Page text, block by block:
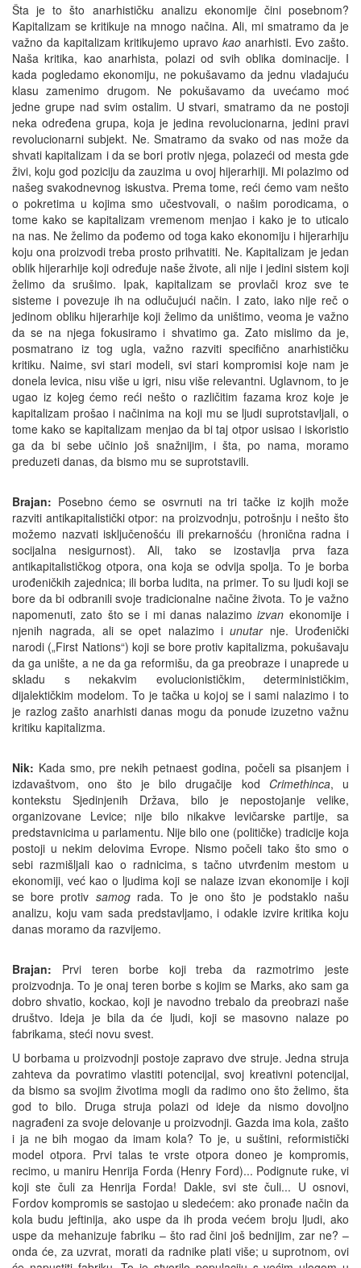
Šta je to što anarhističku analizu ekonomije čini posebnom?
Kapitalizam se kritikuje na mnogo načina. Ali, mi smatramo da je
važno da kapitalizam kritikujemo upravo kaoanarhisti. Evo zašto.
Naša kritika, kao anarhista, polazi od svih oblika dominacije. I
kada pogledamo ekonomiju, ne pokušavamo da jednu vladajuću
klasu zamenimo drugom. Ne pokušavamo da uvećamo moć
jedne grupe nad svim ostalim. U stvari, smatramo da ne postoji
neka određena grupa, koja je jedina revolucionarna, jedini pravi
revolucionarni subjekt. Ne. Smatramo da svako od nas može da
shvati kapitalizam i da se bori protiv njega, polazeći od mesta gde
živi, koju god poziciju da zauzima u ovoj hijerarhiji. Mi polazimo od
našeg svakodnevnog iskustva. Prema tome, reći ćemo vam nešto
o pokretima u kojima smo učestvovali, o našim porodicama, o
tome kako se kapitalizam vremenom menjao i kako je to uticalo
na nas. Ne želimo da pođemo od toga kako ekonomiju i hijerarhiju
koju ona proizvodi treba prosto prihvatiti. Ne. Kapitalizam je jedan
oblik hijerarhije koji određuje naše živote, ali nije i jedini sistem koji
želimo da srušimo. Ipak, kapitalizam se provlači kroz sve te
sisteme i povezuje ih na odlučujući način. I zato, iako nije reč o
jedinom obliku hijerarhije koji želimo da uništimo, veoma je važno
da se na njega fokusiramo i shvatimo ga. Zato mislimo da je,
posmatrano iz tog ugla, važno razviti specifično anarhističku
kritiku. Naime, svi stari modeli, svi stari kompromisi koje nam je
donela levica, nisu više u igri, nisu više relevantni. Uglavnom, to je
ugao iz kojeg ćemo reći nešto o različitim fazama kroz koje je
kapitalizam prošao i načinima na koji mu se ljudi suprotstavljali, o
tome kako se kapitalizam menjao da bi taj otpor usisao i iskoristio
ga da bi sebe učinio još snažnijim, i šta, po nama, moramo
preduzeti danas, da bismo mu se suprotstavili.
Brajan: Posebno ćemo se osvrnuti na tri tačke iz kojih može
razviti antikapitalistički otpor: na proizvodnju, potrošnju i nešto što
možemo nazvati isključenošću ili prekarnošću (hronična radna i
socijalna nesigurnost). Ali, tako se izostavlja prva faza
antikapitalističkog otpora, ona koja se odvija spolja. To je borba
urođeničkih zajednica; ili borba ludita, na primer. To su ljudi koji se
bore da bi odbranili svoje tradicionalne načine života. To je važno
napomenuti, zato što se i mi danas nalazimoizvan ekonomije i
njenih nagrada, ali se opet nalazimo iunutarnje. Urođenički
narodi („First Nations“) koji se bore protiv kapitalizma, pokušavaju
da ga unište, a ne da ga reformišu, da ga preobraze i unaprede u
skladu s nekakvim evolucionističkim, determinističkim,
dijalektičkim modelom. To je tačka u kojoj se i sami nalazimo i to
je razlog zašto anarhisti danas mogu da ponude izuzetno važnu
kritiku kapitalizma.
Nik: Kada smo, pre nekih petnaest godina, počeli sa pisanjem i
izdavaštvom, ono što je bilo drugačije kod Crimethinca, u
kontekstu Sjedinjenih Država, bilo je nepostojanje velike,
organizovane Levice; nije bilo nikakve levičarske partije, sa
predstavnicima u parlamentu. Nije bilo one (političke) tradicije koja
postoji u nekim delovima Evrope. Nismo počeli tako što smo o
sebi razmišljali kao o radnicima, s tačno utvrđenim mestom u
ekonomiji, već kao o ljudima koji se nalaze izvan ekonomije i koji
se bore protiv samograda. To je ono što je podstaklo našu
analizu, koju vam sada predstavljamo, i odakle izvire kritika koju
danas moramo da razvijemo.
Brajan: Prvi teren borbe koji treba da razmotrimo jeste
proizvodnja. To je onaj teren borbe s kojim se Marks, ako sam ga
dobro shvatio, kockao, koji je navodno trebalo da preobrazi naše
društvo. Ideja je bila da će ljudi, koji se masovno nalaze po
fabrikama, steći novu svest.
U borbama u proizvodnji postoje zapravo dve struje. Jedna struja
zahteva da povratimo vlastiti potencijal, svoj kreativni potencijal,
da bismo sa svojim životima mogli da radimo ono što želimo, šta
god to bilo. Druga struja polazi od ideje da nismo dovoljno
nagrađeni za svoje delovanje u proizvodnji. Gazda ima kola, zašto
i ja ne bih mogao da imam kola? To je, u suštini, reformistički
model otpora. Prvi talas te vrste otpora doneo je kompromis,
recimo, u maniru Henrija Forda (Henry Ford)... Podignute ruke, vi
koji ste čuli za Henrija Forda! Dakle, svi ste čuli... U osnovi,
Fordov kompromis se sastojao u sledećem: ako pronađe način da
kola budu jeftinija, ako uspe da ih proda većem broju ljudi, ako
uspe da mehanizuje fabriku – što rad čini još bednijim, zar ne? –
onda će, za uzvrat, morati da radnike plati više; u suprotnom, ovi